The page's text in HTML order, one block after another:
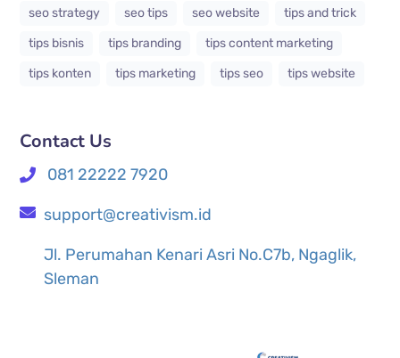
seo strategy
seo tips seo website
tips and trick
tips bisnis
tips branding
tips content marketing
tips konten
tips marketing tips seo tips website
Contact Us
081 22222 7920
support@creativism.id
Jl. Perumahan Kenari Asri No.C7b, Ngaglik,
Sleman